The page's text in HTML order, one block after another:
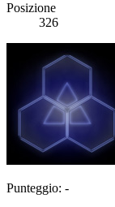
Posizione
326
Punteggio: -